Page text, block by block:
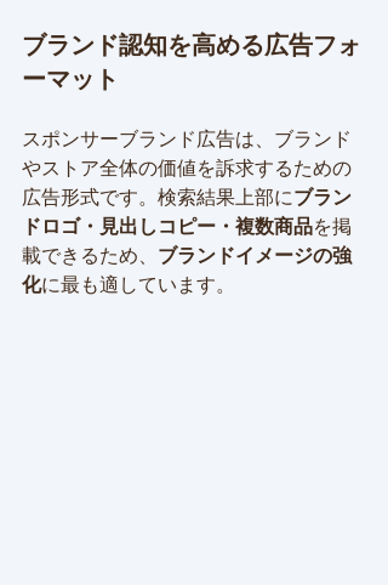
ブランド認知を高める広告フォ
ーマット
スポンサーブランド広告は、ブランド
やストア全体の価値を訴求するための
広告形式です。検索結果上部にブラン
ドロゴ・見出しコピー・複数商品を掲
載できるため、 ブランドイメージの強
化に最も適しています。